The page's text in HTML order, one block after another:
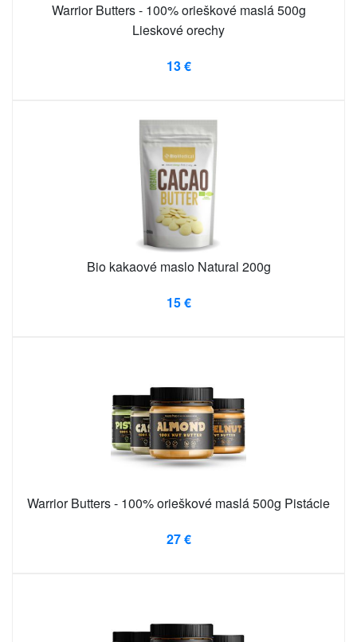
Warrior Butters - 100% orieškové maslá 500g
Lieskové orechy
13 €
Bio kakaové maslo Natural 200g
15 €
Warrior Butters - 100% orieškové maslá 500g Pistácie
27 €